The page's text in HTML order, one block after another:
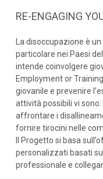
RE-ENGAGING
La disoccupazione è
particolare nei Paesi
intende coinvolgere
Employment or
giovanile e prevenire
attività possibili vi
affrontare i
fornire tirocini nelle
Il Progetto si basa
personalizzati basati
professionale e